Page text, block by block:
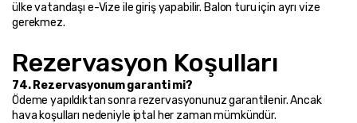
ülke vatandaşı e-Vize ile giriş yapabilir. Balon turu için ayrı vize
gerekmez.
Rezervasyon Koşulları
74. Rezervasyonum garanti mi?
Ödeme yapıldıktan sonra rezervasyonunuz garantilenir. Ancak
hava koşulları nedeniyle iptal her zaman mümkündür.